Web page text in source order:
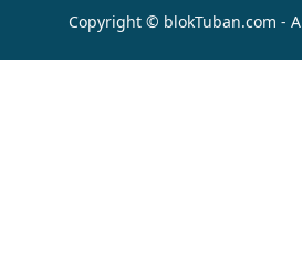
Copyright © blokTuban.com -